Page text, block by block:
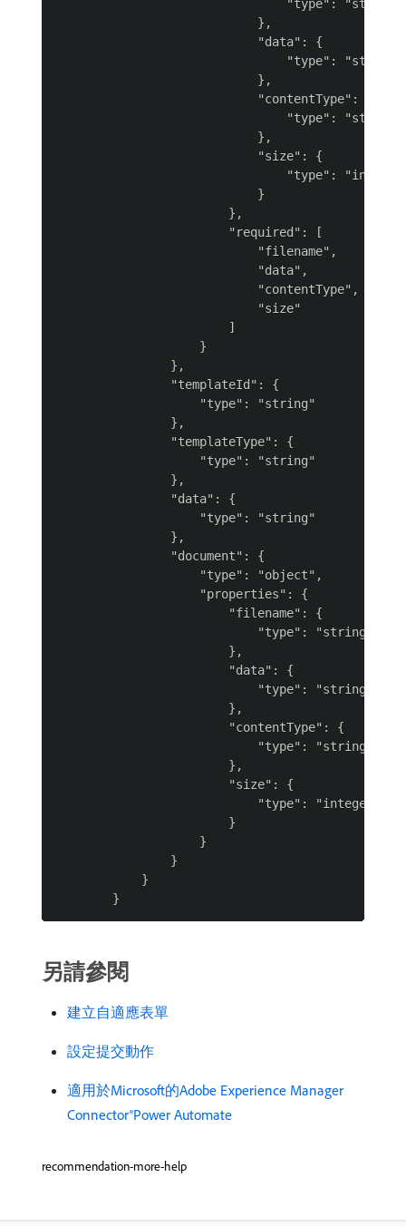
                                "type": "string"
                            },
                            "data": {
                                "type": "string"
                            },
                            "contentType": {
                                "type": "string"
                            },
                            "size": {
"type":
                            }
                        },
                        "required": [
                            "filename",
                            "data",
                            "contentType",
                            "size"
                        ]
                    }
                },
                "templateId": {
                    "type": "string"
                },
                "templateType": {
                    "type": "string"
                },
                "data": {
                    "type": "string"
                },
                "document": {
                    "type": "object",
                    "properties": {
                        "filename": {
                            "type": "string"
                        },
                        "data": {
                            "type": "string"
                        },
                        "contentType": {
                            "type": "string"
                        },
                        "size": {
                            "type": "integer"
                        }
                    }
                }
            }
另請參閱
建立自適應表單
設定提交動作
適用於Microsoft的Adobe Experience Manager
Connector®Power Automate
recommendation-more-help